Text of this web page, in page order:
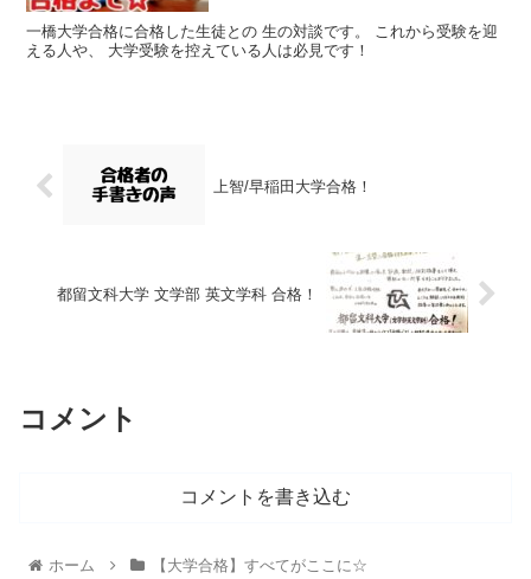
一橋大学合格に合格した生徒との 生の対談です。 これから受験を迎
える人や、 大学受験を控えている人は必見です！
上智/早稲田大学合格！
都留文科大学 文学部 英文学科 合格！
コメント
コメントを書き込む
ホーム 【大学合格】すべてがここに☆